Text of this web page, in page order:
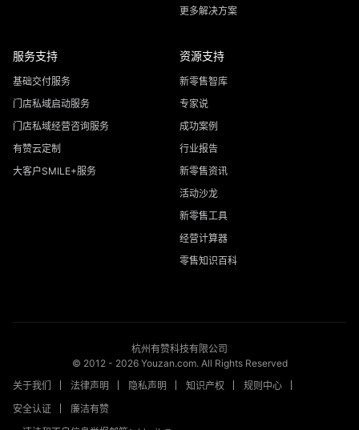
更多解决方案
服务支持
基础交付服务
门店私域启动服务
门店私域经营咨询服务
有赞云定制
大客户SMILE+服务
资源支持
新零售智库
专家说
成功案例
行业报告
新零售资讯
活动沙龙
新零售工具
经营计算器
零售知识百科
杭州有赞科技有限公司
© 2012 - 2026Youzan.com. All Rights Reserved
关于我们
法律声明 隐私声明 知识产权
规则中心
安全认证
廉洁有赞